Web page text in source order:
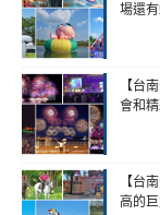
場還
【台
會和
【台
高的